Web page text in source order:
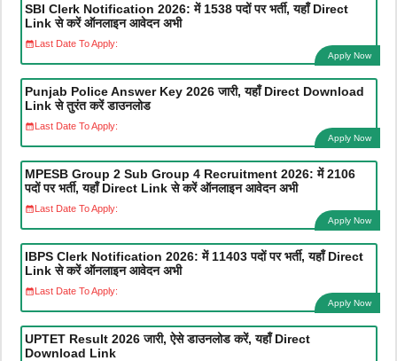
SBI Clerk Notification 2026: में 1538 पदों पर भर्ती, यहाँ Direct
Link से करें ऑनलाइन आवेदन अभी
Last Date To Apply:
Apply Now
Punjab Police Answer Key 2026 जारी, यहाँ Direct Download
Link से तुरंत करें डाउनलोड
Last Date To Apply:
Apply Now
MPESB Group 2 Sub Group 4 Recruitment 2026: में 2106
पदों पर भर्ती, यहाँ Direct Link से करें ऑनलाइन आवेदन अभी
Last Date To Apply:
Apply Now
IBPS Clerk Notification 2026: में 11403 पदों पर भर्ती, यहाँ Direct
Link से करें ऑनलाइन आवेदन अभी
Last Date To Apply:
Apply Now
UPTET Result 2026 जारी, ऐसे डाउनलोड करें, यहाँ Direct
Download Link